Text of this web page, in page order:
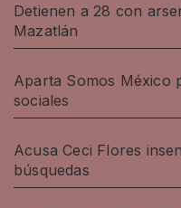
Detienen a 28 con
Mazatlán
Aparta Somos México
sociales
Acusa Ceci Flores
búsquedas